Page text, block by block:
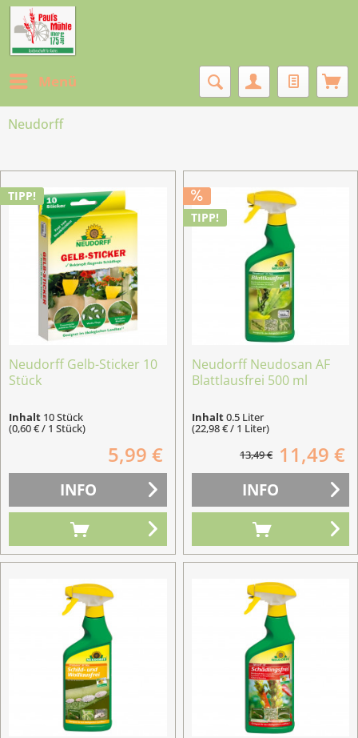
Menü
Neudorff
TIPP!
Neudorff Gelb-Sticker 10
Stück
Inhalt 10 Stück
(0,60 € / 1 Stück)
5,99 €
INFO
TIPP!
Neudorff Neudosan AF
Blattlausfrei 500 ml
Inhalt0.5 Liter
(22,98 € / 1 Liter)
13,49 € 11,49 €
INFO